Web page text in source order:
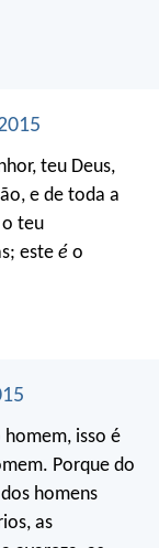
teu Deus,
e de toda a
teu
este é o
homem, isso é
Porque do
homens
as